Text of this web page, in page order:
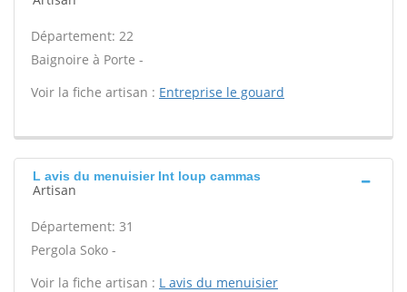
Département: 22
Baignoire à Porte -
Voir la fiche artisan : Entreprise le gouard
L avis du menuisier Int loup cammas
Artisan
Département: 31
Pergola Soko -
Voir la fiche artisan : L avis du menuisier